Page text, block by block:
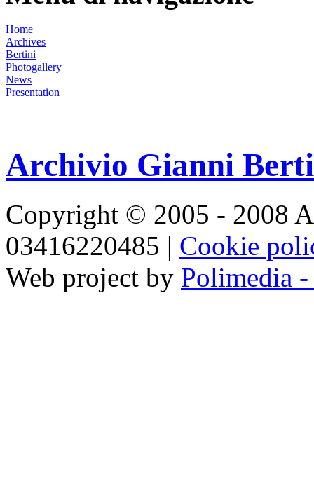
Home
Archives
Bertini
Photogallery
News
Presentation
Archivio Gianni
Copyright © 2005 - 2008
03416220485 | Cookie
Web project by Polimedia